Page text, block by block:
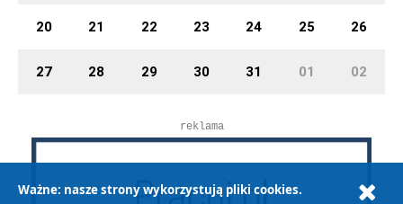
20 21 22 23 24 25 26
27 28 29 30 31 01 02
reklama
Ważne: nasze strony wykorzystują pliki cookies.